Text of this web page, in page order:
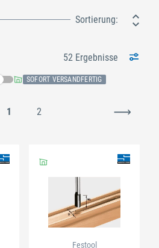
Sortierung:
52 Ergebnisse
SOFORT VERSANDFERTIG
1 2
Festool